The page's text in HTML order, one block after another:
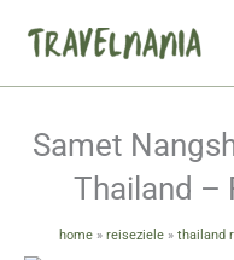
Inhalt
springen
Samet
Thailand –
home »reiseziele »thailand